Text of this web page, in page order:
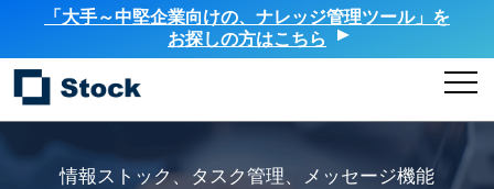
「大手～中堅企業向けの、ナレッジ管理ツール」を
お探しの方はこちら
情報ストック、タスク管理、メッセージ機能